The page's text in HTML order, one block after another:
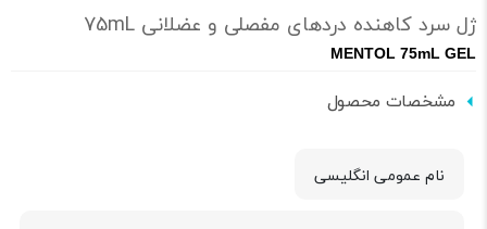
ژل سرد کاهنده دردهای مفصلی و عضلانی 75mL
MENTOL 75mL GEL
مشخصات محصول
نام عمومی انگلیسی